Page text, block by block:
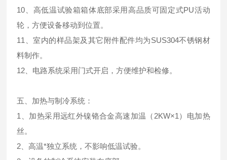
10、高低温试验箱箱体底部采用高品质可固定式PU活动
轮，方便设备移动到位置。
11、室内的样品架及其它附件配件均为SUS304不锈钢材
料制作。
12、电路系统采用门式开启，方便维护和检修。
五、加热与制冷系统：
1、加热采用远红外镍铬合金高速加温（2KW×1）电加热
丝。
2、高温*独立系统，不影响低温试验。